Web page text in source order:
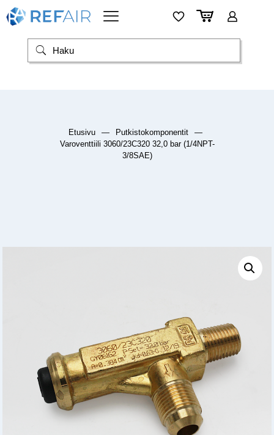
Etusivu — Putkistokomponentit
—
Varoventtiili 3060/23C320 32,0 bar (1/4NPT-
3/8SAE)